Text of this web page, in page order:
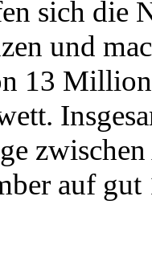
sich die
und
13
auf